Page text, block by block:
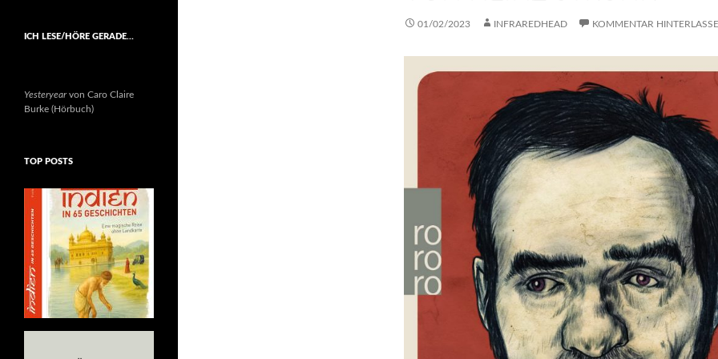
01/02/2023 INFRAREDHEAD KOMMENTAR
ICH LESE/HÖRE GERADE…
Yesteryearvon Caro Claire
Burke (Hörbuch)
TOP POSTS